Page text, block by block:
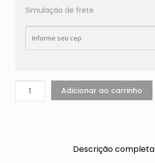
Simulação de frete
Adicionar ao carrinho
Descrição completa